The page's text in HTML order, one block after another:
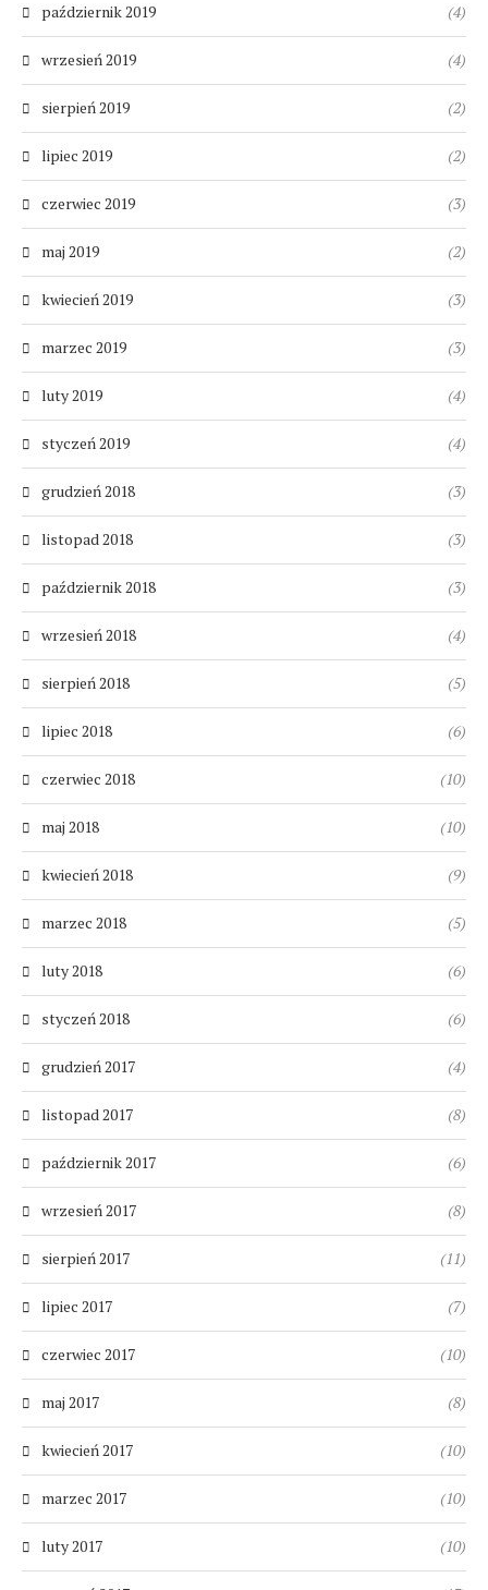
październik 2019 (4)
wrzesień 2019 (4)
sierpień 2019 (2)
lipiec 2019 (2)
czerwiec 2019 (3)
maj 2019 (2)
kwiecień 2019 (3)
marzec 2019 (3)
luty 2019 (4)
styczeń 2019 (4)
grudzień 2018 (3)
listopad 2018 (3)
październik 2018 (3)
wrzesień 2018 (4)
sierpień 2018 (5)
lipiec 2018 (6)
czerwiec 2018 (10)
maj 2018 (10)
kwiecień 2018 (9)
marzec 2018 (5)
luty 2018 (6)
styczeń 2018 (6)
grudzień 2017 (4)
listopad 2017 (8)
październik 2017 (6)
wrzesień 2017 (8)
sierpień 2017 (11)
lipiec 2017 (7)
czerwiec 2017 (10)
maj 2017 (8)
kwiecień 2017 (10)
marzec 2017 (10)
luty 2017 (10)